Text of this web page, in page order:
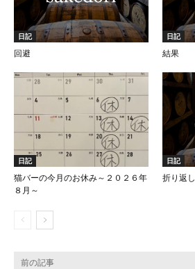
日記
回避
日記
結果
日記
猫バーの今月のお休み～２０２６年
８月～
日記
折り返し
前の記事